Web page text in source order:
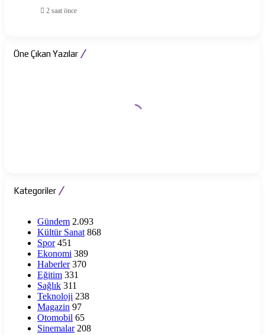
2 saat önce
Öne Çıkan Yazılar
Kategoriler
Gündem 2.093
Kültür Sanat 868
Spor 451
Ekonomi 389
Haberler 370
Eğitim 331
Sağlık 311
Teknoloji 238
Magazin 97
Otomobil 65
Sinemalar 208